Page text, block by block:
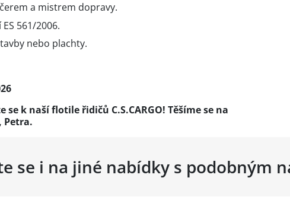
a mistrem dopravy.
561/2006.
nebo plachty.
se k naší flotile řidičů C.S.CARGO! Těšíme se na
Petra.
se i na jiné nabídky s podobným